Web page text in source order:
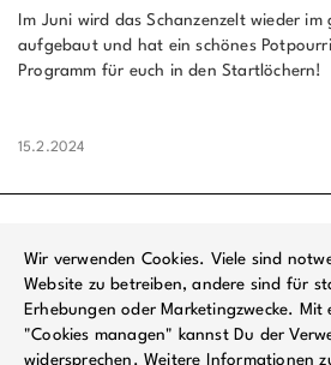
Im Juni wird das Schanzenzelt wieder im
aufgebaut und hat ein schönes
Programm für euch in den Startlöchern!
15.2.2024
Wir verwenden Cookies. Viele sind
Website zu betreiben, andere sind für
Erhebungen oder Marketingzwecke. Mit
"Cookies managen" kannst Du der
widersprechen. Weitere Informationen